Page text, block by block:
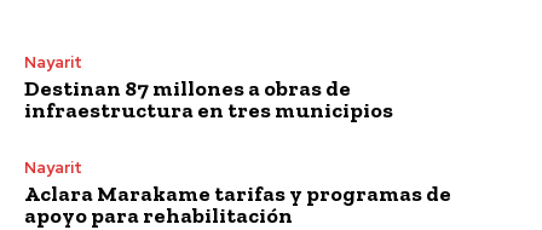
Nayarit
Destinan 87 millones a obras de
infraestructura en tres municipios
Nayarit
Aclara Marakame tarifas y programas de
apoyo para rehabilitación